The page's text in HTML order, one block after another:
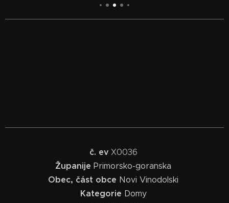
č. evX0036
Županije Primorsko-goranska
Obec, část obce Novi Vinodolski
Kategorie Domy